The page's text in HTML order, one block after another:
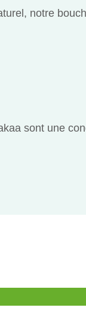
notre
sont une